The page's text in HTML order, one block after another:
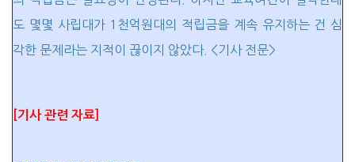
도 몇몇 사립대가 1천억원대의 적립금을 계속 유지하는 건 심
각한 문제라는 지적이 끊이지 않았다. <기사 전문>
[기사 관련 자료]